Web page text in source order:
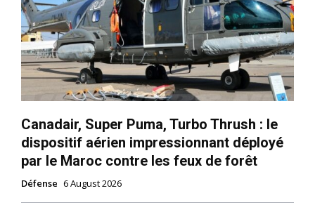
Canadair, Super Puma, Turbo Thrush : le
dispositif aérien impressionnant déployé
par le Maroc contre les feux de forêt
Défense 6 August 2026